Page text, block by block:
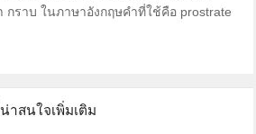
กราบ ในภาษาอังกฤษคำที่ใช้คือ prostrate
าสนใจเพิ่มเติม